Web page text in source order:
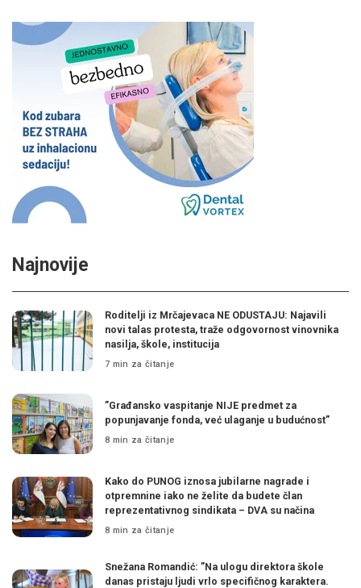
Najnovije
Roditelji iz Mrčajevaca NE ODUSTAJU: Najavili
novi talas protesta, traže odgovornost vinovnika
nasilja, škole, institucija
7 min za čitanje
”Građansko vaspitanje NIJE predmet za
popunjavanje fonda, već ulaganje u budućnost”
8 min za čitanje
Kako do PUNOG iznosa jubilarne nagrade i
otpremnine iako ne želite da budete član
reprezentativnog sindikata – DVA su načina
8 min za čitanje
Snežana Romandić: ”Na ulogu direktora škole
danas pristaju ljudi vrlo specifičnog karaktera.